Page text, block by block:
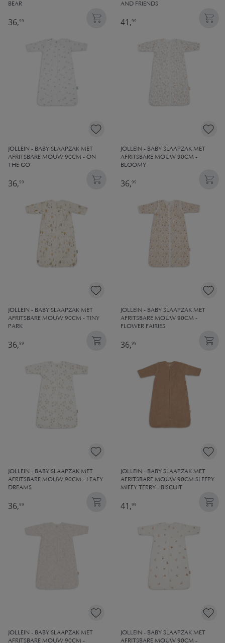
BEAR
36,99
AND FRIENDS
41,99
JOLLEIN - BABY SLAAPZAK MET
AFRITSBARE MOUW 90CM - ON
THE GO
36,99
JOLLEIN - BABY SLAAPZAK MET
AFRITSBARE MOUW 90CM -
BLOOMY
36,99
JOLLEIN - BABY SLAAPZAK MET
AFRITSBARE MOUW 90CM - TINY
PARK
36,99
JOLLEIN - BABY SLAAPZAK MET
AFRITSBARE MOUW 90CM -
FLOWER FAIRIES
36,99
JOLLEIN - BABY SLAAPZAK MET
AFRITSBARE MOUW 90CM - LEAFY
DREAMS
36,99
JOLLEIN - BABY SLAAPZAK MET
AFRITSBARE MOUW 90CM SLEEPY
MIFFY TERRY - BISCUIT
41,99
JOLLEIN - BABY SLAAPZAK MET
AFRITSBARE MOUW 90CM -
JOLLEIN - BABY SLAAPZAK MET
AFRITSBARE MOUW 90CM -